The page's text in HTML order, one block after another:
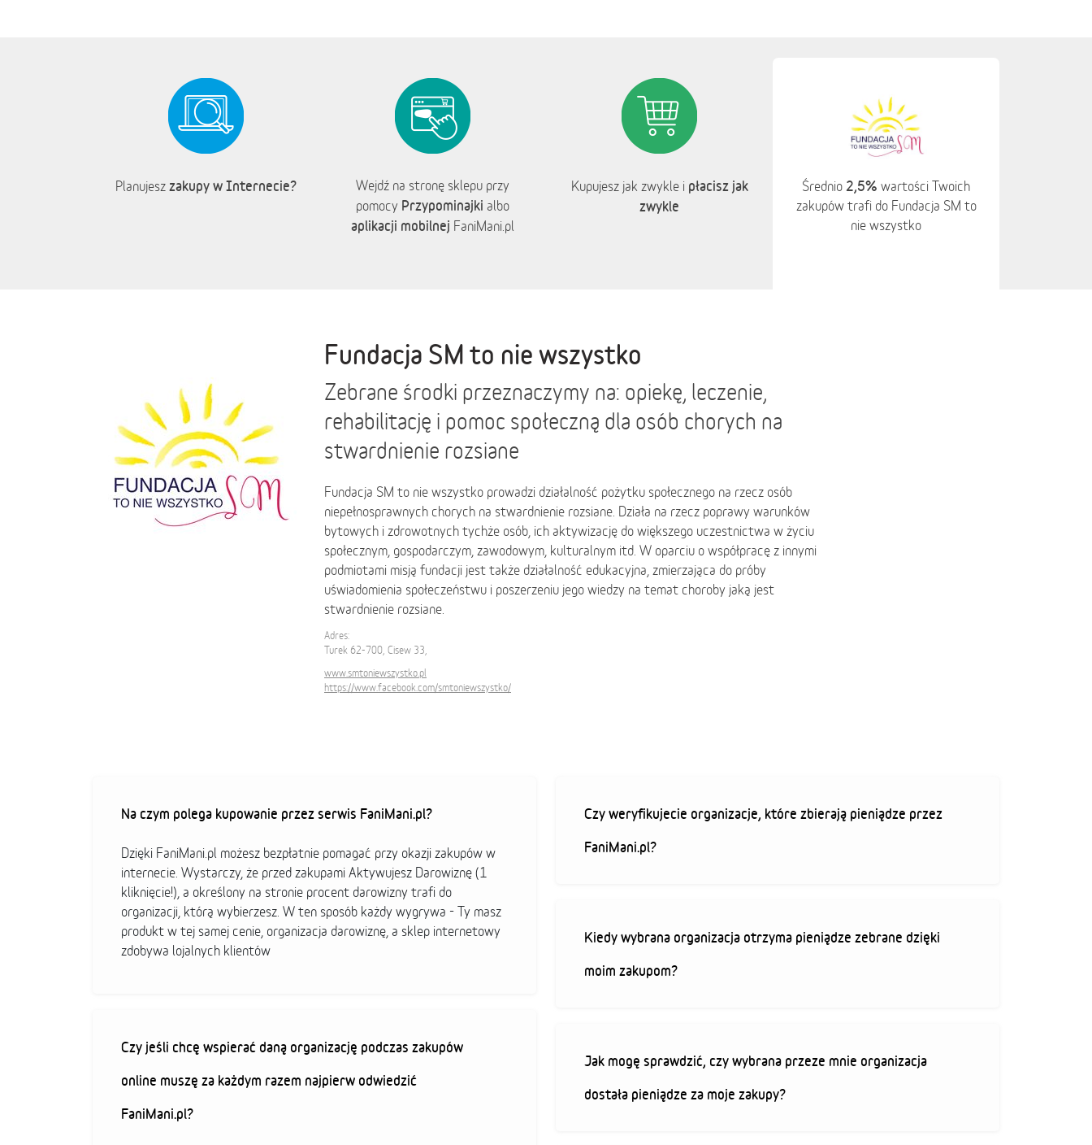
Planujesz zakupy w Internecie?
Wejdź na stronę sklepu przy
pomocy Przypominajki albo
aplikacji mobilnej FaniMani.pl
Kupujesz jak zwykle i płacisz jak
zwykle
Średnio 2,5% wartości Twoich
zakupów trafi do Fundacja SM to
nie wszystko
Fundacja SM to nie wszystko
Zebrane środki przeznaczymy na: opiekę, leczenie,
rehabilitację i pomoc społeczną dla osób chorych na
stwardnienie rozsiane
Fundacja SM to nie wszystko prowadzi działalność pożytku społecznego na rzecz osób
niepełnosprawnych chorych na stwardnienie rozsiane. Działa na rzecz poprawy warunków
bytowych i zdrowotnych tychże osób, ich aktywizację do większego uczestnictwa w życiu
społecznym, gospodarczym, zawodowym, kulturalnym itd. W oparciu o współpracę z innymi
podmiotami misją fundacji jest także działalność edukacyjna, zmierzająca do próby
uświadomienia społeczeństwu i poszerzeniu jego wiedzy na temat choroby jaką jest
stwardnienie rozsiane.
Adres:
Turek 62-700, Cisew 33,
www.smtoniewszystko.pl
https://www.facebook.com/smtoniewszystko/
Na czym polega kupowanie przez serwis FaniMani.pl?
Dzięki FaniMani.pl możesz bezpłatnie pomagać przy okazji zakupów w
internecie. Wystarczy, że przed zakupami Aktywujesz Darowiznę (1
kliknięcie!), a określony na stronie procent darowizny trafi do
organizacji, którą wybierzesz. W ten sposób każdy wygrywa - Ty masz
produkt w tej samej cenie, organizacja darowiznę, a sklep internetowy
zdobywa lojalnych klientów
Czy jeśli chcę wspierać daną organizację podczas zakupów
online muszę za każdym razem najpierw odwiedzić
FaniMani.pl?
Czy weryfikujecie organizacje, które zbierają pieniądze przez
FaniMani.pl?
Kiedy wybrana organizacja otrzyma pieniądze zebrane dzięki
moim zakupom?
Jak mogę sprawdzić, czy wybrana przeze mnie organizacja
dostała pieniądze za moje zakupy?